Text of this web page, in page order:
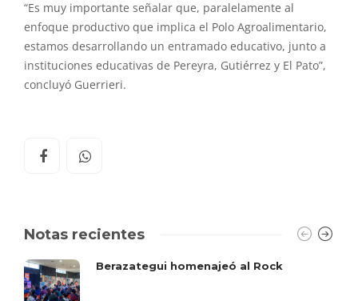
“Es muy importante señalar que, paralelamente al
enfoque productivo que implica el Polo Agroalimentario,
estamos desarrollando un entramado educativo, junto a
instituciones educativas de Pereyra, Gutiérrez y El Pato”,
concluyó Guerrieri.
Notas recientes
Berazategui homenajeó al Rock